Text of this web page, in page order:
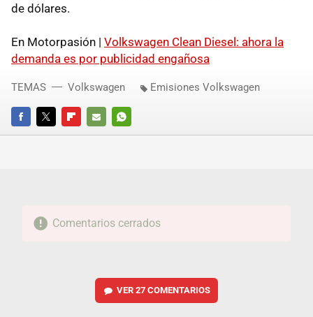
de dólares.
En Motorpasión | Volkswagen Clean Diesel: ahora la
demanda es por publicidad engañosa
FACEBOOKTWITTERFLIPBOARD
E-
WHATSAPP
TEMAS Volkswagen Emisiones Volkswagen
Comentarios cerrados
VER 27 COMENTARIOS